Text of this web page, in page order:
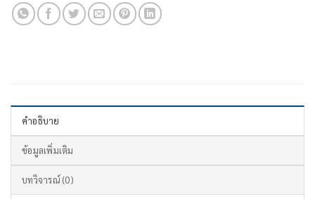
คำอธิบาย
ข้อมูลเพิ่มเติม
บทวิจารณ์ (0)